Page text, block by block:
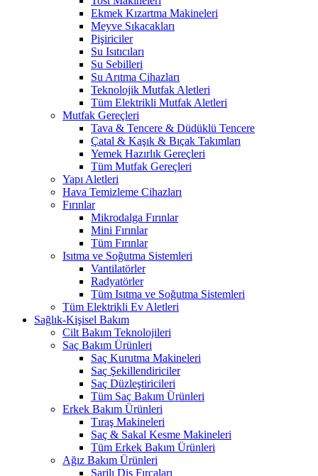
Ekmek Kızartma Makineleri
Meyve Sıkacakları
Pişiriciler
Su Isıtıcıları
Su Sebilleri
Su Arıtma Cihazları
Teknolojik Mutfak Aletleri
Tüm Elektrikli Mutfak Aletleri
Mutfak Gereçleri
Tava & Tencere & Düdüklü Tencere
Çatal & Kaşık & Bıçak Takımları
Yemek Hazırlık Gereçleri
Tüm Mutfak Gereçleri
Yapı Aletleri
Hava Temizleme Cihazları
Fırınlar
Mikrodalga Fırınlar
Mini Fırınlar
Tüm Fırınlar
Isıtma ve Soğutma Sistemleri
Vantilatörler
Radyatörler
Tüm Isıtma ve Soğutma Sistemleri
Tüm Elektrikli Ev Aletleri
Sağlık-Kişisel Bakım
Cilt Bakım Teknolojileri
Saç Bakım Ürünleri
Saç Kurutma Makineleri
Saç Şekillendiriciler
Saç Düzleştiricileri
Tüm Saç Bakım Ürünleri
Erkek Bakım Ürünleri
Tıraş Makineleri
Saç & Sakal Kesme Makineleri
Tüm Erkek Bakım Ürünleri
Ağız Bakım Ürünleri
Şarjlı Diş Fırçaları